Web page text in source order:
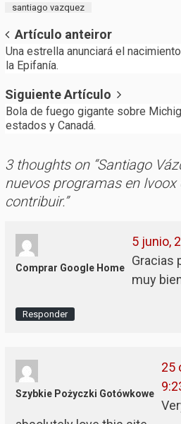
santiago vazquez
Post
navigation
Artículo anteiror
Una estrella anunciará el
la Epifanía.
Siguiente Artículo
Bola de fuego gigante sobre
estados y Canadá.
3 thoughts on “Santiago
nuevos programas en
contribuir.”
Comprar Google Home
5 junio,
Gracias
muy
Responder
Szybkie Pożyczki Gotówkowe
25